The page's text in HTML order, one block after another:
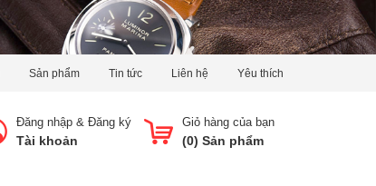
Sản phẩm Tin tức Liên hệ Yêu thích
Giỏ hàng của bạn
(0) Sản phẩm
Đăng nhập & Đăng ký
Tài khoản